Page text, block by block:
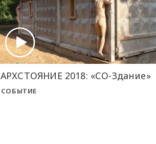
АРХСТОЯНИЕ 2018: «СО-Здание»
СОБЫТИЕ